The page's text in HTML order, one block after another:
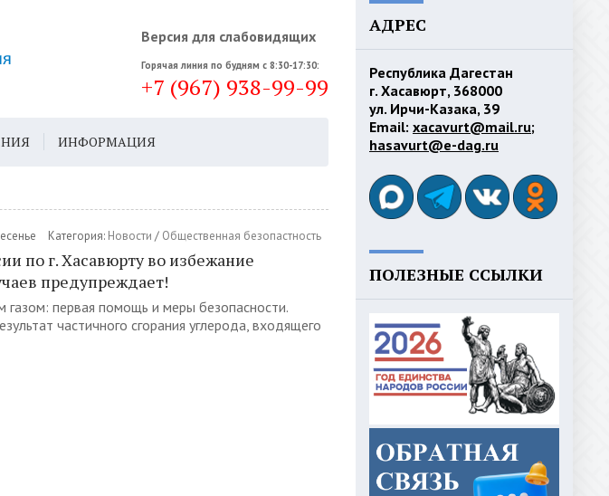
Версия для слабовидящих
Горячая линия по будням с 8:30-17:30:
+7 (967) 938-99-99
ИНФОРМАЦИЯ
Категория: Новости / Общественная безопастность
по г. Хасавюрту во избежание
предупреждает!
газом: первая помощь и меры безопасности.
частичного сгорания углерода, входящего
АДРЕС
Республика Дагестан
г. Хасавюрт, 368000
ул. Ирчи-Казака, 39
Email: xacavurt@mail.ru;
hasavurt@e-dag.ru
ПОЛЕЗНЫЕ ССЫЛКИ